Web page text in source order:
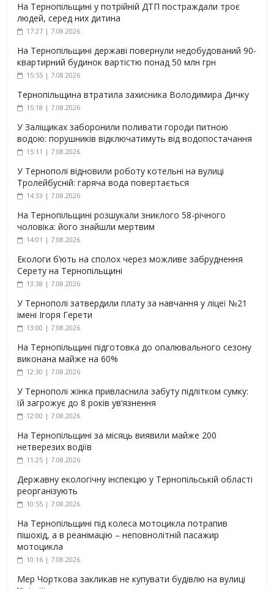
На Тернопільщині у потрійній ДТП постраждали троє
людей, серед них дитина
17:27 | 7.08.2026
На Тернопільщині державі повернули недобудований 90-
квартирний будинок вартістю понад 50 млн грн
15:55 | 7.08.2026
Тернопільщина втратила захисника Володимира Дичку
15:18 | 7.08.2026
У Заліщиках заборонили поливати городи питною
водою: порушників відключатимуть від водопостачання
15:11 | 7.08.2026
У Тернополі відновили роботу котельні на вулиці
Тролейбусній: гаряча вода повертається
14:33 | 7.08.2026
На Тернопільщині розшукали зниклого 58-річного
чоловіка: його знайшли мертвим
14:01 | 7.08.2026
Екологи б’ють на сполох через можливе забруднення
Серету на Тернопільщині
13:38 | 7.08.2026
У Тернополі затвердили плату за навчання у ліцеї №21
імені Ігоря Герети
13:00 | 7.08.2026
На Тернопільщині підготовка до опалювального сезону
виконана майже на 60%
12:30 | 7.08.2026
У Тернополі жінка привласнила забуту підлітком сумку:
їй загрожує до 8 років ув’язнення
12:00 | 7.08.2026
На Тернопільщині за місяць виявили майже 200
нетверезих водіїв
11:25 | 7.08.2026
Державну екологічну інспекцію у Тернопільській області
реорганізують
10:55 | 7.08.2026
На Тернопільщині під колеса мотоцикла потрапив
пішохід, а в реанімацію – неповнолітній пасажир
мотоцикла
10:16 | 7.08.2026
Мер Чорткова закликав не купувати будівлю на вулиці